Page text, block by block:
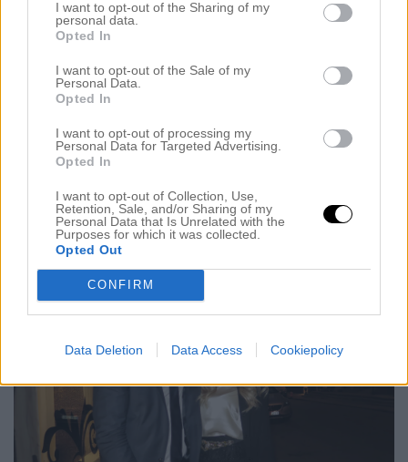
I want to opt-out of the Sharing of my
personal data.
Opted In
I want to opt-out of the Sale of my
Personal Data.
Opted In
I want to opt-out of processing my
Personal Data for Targeted Advertising.
Opted In
I want to opt-out of Collection, Use,
Retention, Sale, and/or Sharing of my
Personal Data that Is Unrelated with the
Purposes for which it was collected.
Opted Out
CONFIRM
Data Deletion Data Access Cookiepolicy
Hela gänget, sen träffade jag grymma Celinaockså!